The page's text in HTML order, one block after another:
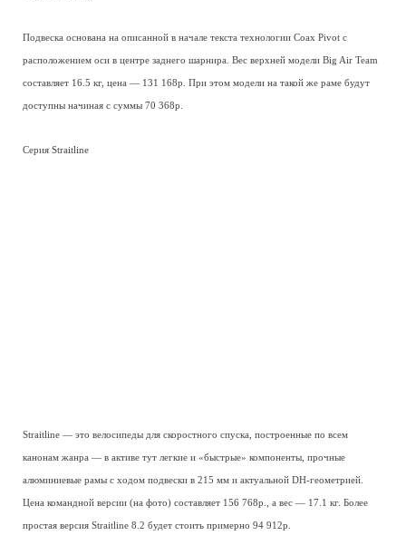
Подвеска основана на описанной в начале текста технологии Coax Pivot с
расположением оси в центре заднего шарнира. Вес верхней модели Big Air Team
составляет 16.5 кг, цена — 131 168р. При этом модели на такой же раме будут
доступны начиная с суммы 70 368р.
Серия Straitline
Straitline — это велосипеды для скоростного спуска, построенные по всем
канонам жанра — в активе тут легкие и «быстрые» компоненты, прочные
алюминиевые рамы с ходом подвески в 215 мм и актуальной DH-геометрией.
Цена командной версии (на фото) составляет 156 768р., а вес — 17.1 кг. Более
простая версия Straitline 8.2 будет стоить примерно 94 912р.